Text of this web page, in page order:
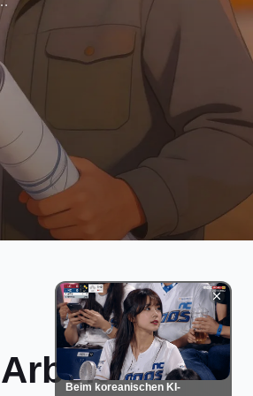
Beim koreanischen KI-